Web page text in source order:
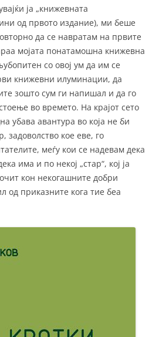
ја „книжевната
од првото издание), ми беше
да се навратам на првите
мојата понатамошна книжевна
со овој ум да им се
книжевни илуминации, да
зошто сум ги напишал и да го
во времето. На крајот сето
убава авантура во која не би
задоволство кое еве, го
меѓу кои се надевам дека
има и по некој „стар“, кој ја
кон некогашните добри
од приказните кога тие беа